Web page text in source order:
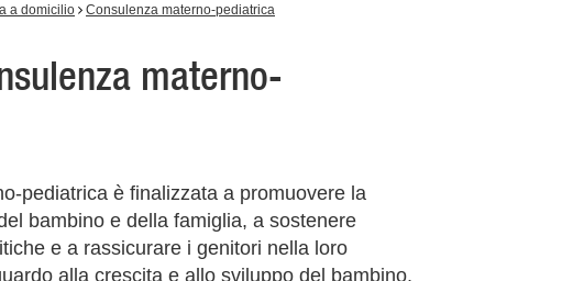
a domicilio
Consulenza materno-pediatrica
materno-
pediatrica è finalizzata a promuovere la
bambino e della famiglia, a sostenere
e a rassicurare i genitori nella loro
alla crescita e allo sviluppo del bambino,